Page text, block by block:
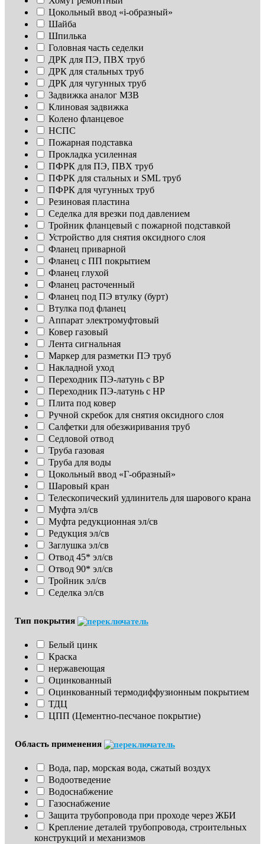
Цокольный ввод «i-образный»
Шайба
Шпилька
Головная часть седелки
ДРК для ПЭ, ПВХ труб
ДРК для стальных труб
ДРК для чугунных труб
Задвижка аналог МЗВ
Клиновая задвижка
Колено фланцевое
НСПС
Пожарная подставка
Прокладка усиленная
ПФРК для ПЭ, ПВХ труб
ПФРК для стальных и SML труб
ПФРК для чугунных труб
Резиновая пластина
Седелка для врезки под давлением
Тройник фланцевый с пожарной подставкой
Устройство для снятия оксидного слоя
Фланец приварной
Фланец с ПП покрытием
Фланец глухой
Фланец расточенный
Фланец под ПЭ втулку (бурт)
Втулка под фланец
Аппарат электромуфтовый
Ковер газовый
Лента сигнальная
Маркер для разметки ПЭ труб
Накладной уход
Переходник ПЭ-латунь с ВР
Переходник ПЭ-латунь с НР
Плита под ковер
Ручной скребок для снятия оксидного слоя
Салфетки для обезжиривания труб
Седловой отвод
Труба газовая
Труба для воды
Цокольный ввод «Г-образный»
Шаровый кран
Телескопический удлинитель для шарового крана
Муфта эл/св
Муфта редукционная эл/св
Редукция эл/св
Заглушка эл/св
Отвод 45* эл/св
Отвод 90* эл/св
Тройник эл/св
Седелка эл/св
Тип покрытия
Белый цинк
Краска
нержавеющая
Оцинкованный
Оцинкованный термодиффузионным покрытием
ТДЦ
ЦПП (Цементно-песчаное покрытие)
Область применения
Вода, пар, морская вода, сжатый воздух
Водоотведение
Водоснабжение
Газоснабжение
Защита трубопровода при проходе через ЖБИ
Крепление деталей трубопровода, строительных
конструкций и механизмов